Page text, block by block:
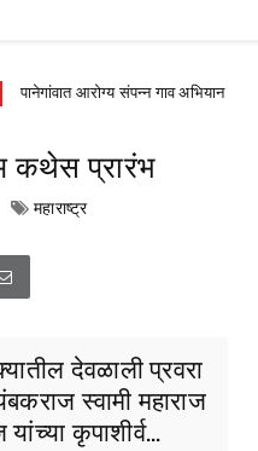
आरोग्य संपन्न गाव अभियान बैठक संपन्न
कथेस प्रारंभ
महाराष्ट्र
देवळाली प्रवरा
स्वामी महाराज
कृपाशीर्व...